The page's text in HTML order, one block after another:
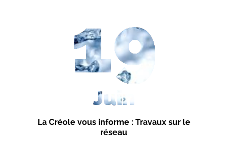
La Créole vous informe : Travaux sur le
réseau
19
Juin